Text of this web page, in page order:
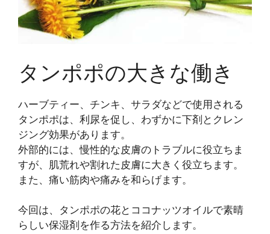
タンポポの大きな働き
ハーブティー、チンキ、サラダなどで使用される
タンポポは、利尿を促し、わずかに下剤とクレン
ジング効果があります。
外部的には、慢性的な皮膚のトラブルに役立ちま
すが、肌荒れや割れた皮膚に大きく役立ちます。
また、痛い筋肉や痛みを和らげます。
今回は、タンポポの花とココナッツオイルで素晴
らしい保湿剤を作る方法を紹介します。